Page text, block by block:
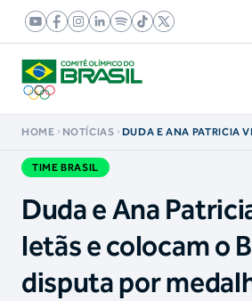
HOME NOTÍCIAS
DUDA E ANA PATRICIA
TIME BRASIL
Duda e Ana
letãs e colocam o
disputa por